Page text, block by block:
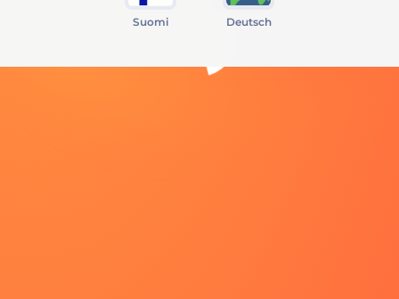
Suomi Deutsch